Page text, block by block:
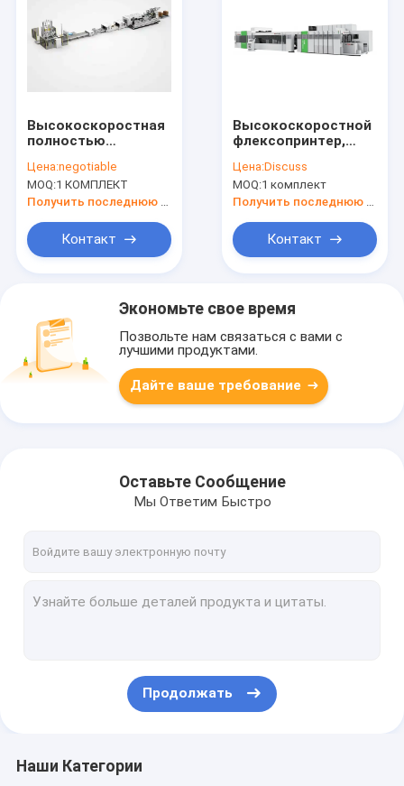
Высокоскоростная
полностью
линия по
производству
сверхпрочной
производительностью
5000 листов в час и
400-450 тонн.
Цена:negotiable
MOQ:1 КОМПЛЕКТ
Получить последнюю цену
Контакт
Высокоскоростной
флексопринтер,
папка, клеевая
линия
Цена:Discuss
MOQ:1 комплект
Получить последнюю цену
Контакт
Экономьте свое время
Позвольте нам связаться с вами с
лучшими продуктами.
Дайте ваше требование
Оставьте Сообщение
Мы Ответим Быстро
Продолжать
Наши Категории